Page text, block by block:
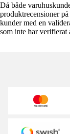
Då både
produktrecensioner
kunder med en
som inte har verifierat